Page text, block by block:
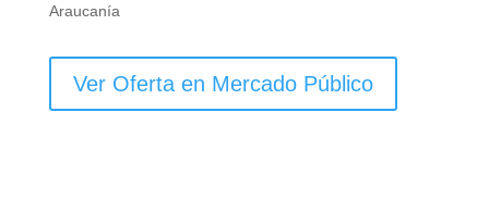
Araucanía
Ver Oferta en Mercado Público